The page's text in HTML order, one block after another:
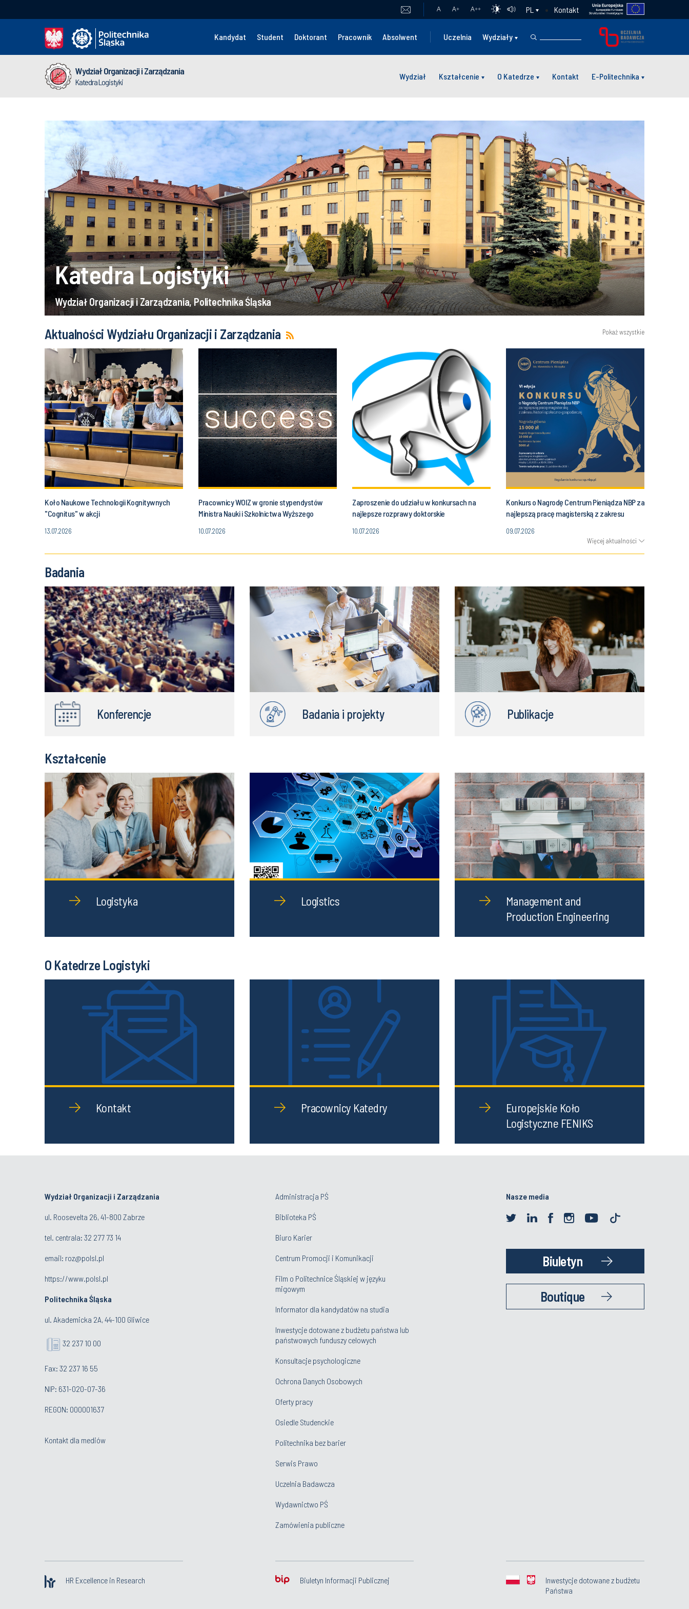
A A+ A++ PL Kontakt
Kandydat Student Doktorant Pracownik Absolwent Uczelnia Wydziały
Wydział Organizacji i Zarządzania
Katedra Logistyki
Wydział Kształcenie O Katedrze Kontakt E-Politechnika
Katedra Logistyki
Wydział Organizacji i Zarządzania, Politechnika Śląska
Aktualności Wydziału Organizacji i Zarządzania Pokaż wszystkie
Koło Naukowe Technologii Kognitywnych
"Cognitus" w akcji
13.07.2026
Pracownicy WOIZ w gronie stypendystów
Ministra Nauki i Szkolnictwa Wyższego
10.07.2026
Zaproszenie do udziału w konkursach na
najlepsze rozprawy doktorskie
10.07.2026
Konkurs o Nagrodę Centrum Pieniądza NBP za
najlepszą pracę magisterską z zakresu
09.07.2026
Więcej aktualności
Badania
Konferencje Badania i projekty Publikacje
Kształcenie
Logistyka Logistics
Management and
Production Engineering
O Katedrze Logistyki
Kontakt Pracownicy Katedry
Europejskie Koło
Logistyczne FENIKS
Wydział Organizacji i Zarządzania
ul. Roosevelta 26, 41-800 Zabrze
tel. centrala: 32 277 73 14
email: roz@polsl.pl
https://www.polsl.pl
Politechnika Śląska
ul. Akademicka 2A, 44-100 Gliwice
32 237 10 00
Fax: 32 237 16 55
NIP: 631-020-07-36
REGON: 000001637
Kontakt dla mediów
Administracja PŚ
Biblioteka PŚ
Biuro Karier
Centrum Promocji i Komunikacji
Film o Politechnice Śląskiej w języku
migowym
Informator dla kandydatów na studia
Inwestycje dotowane z budżetu państwa lub
państwowych funduszy celowych
Konsultacje psychologiczne
Ochrona Danych Osobowych
Oferty pracy
Osiedle Studenckie
Politechnika bez barier
Serwis Prawo
Uczelnia Badawcza
Wydawnictwo PŚ
Zamówienia publiczne
Nasze media
Biuletyn
Boutique
HR Excellence in Research Biuletyn Informacji Publicznej
Inwestycje dotowane z budżetu
Państwa